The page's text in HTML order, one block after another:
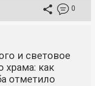
0
и световое
храма: как
отметило